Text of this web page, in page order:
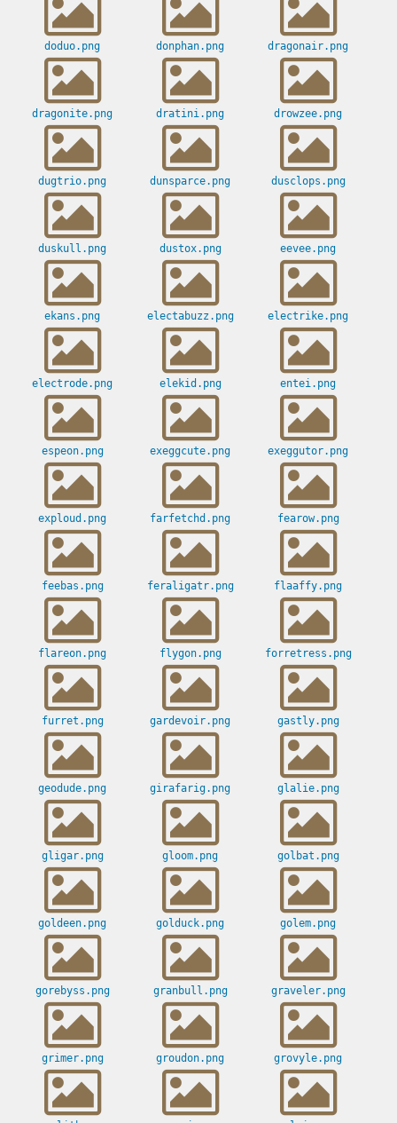
doduo.png donphan.png dragonair.png
dragonite.png dratini.png drowzee.png
dugtrio.png dunsparce.png dusclops.png
duskull.png dustox.png eevee.png
ekans.png electabuzz.png electrike.png
electrode.png elekid.png entei.png
espeon.png exeggcute.png exeggutor.png
exploud.png farfetchd.png fearow.png
feebas.png feraligatr.png flaaffy.png
flareon.png flygon.png forretress.png
furret.png gardevoir.png gastly.png
geodude.png girafarig.png glalie.png
gligar.png gloom.png golbat.png
goldeen.png golduck.png golem.png
gorebyss.png granbull.png graveler.png
grimer.png groudon.png grovyle.png